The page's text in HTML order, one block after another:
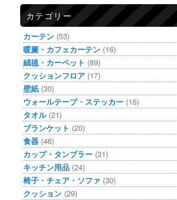
カテゴリー
カーテン (53)
暖簾・カフェカーテン (16)
絨毯・カーペット (89)
クッションフロア (17)
壁紙 (30)
ウォールテープ・ステッカー (16)
タオル(21)
ブランケット (20)
食器 (46)
カップ・タンブラー (31)
キッチン用品 (24)
椅子・チェア・ソファ (30)
クッション (29)